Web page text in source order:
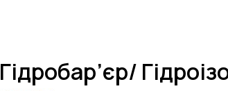
Гідробар’єр/